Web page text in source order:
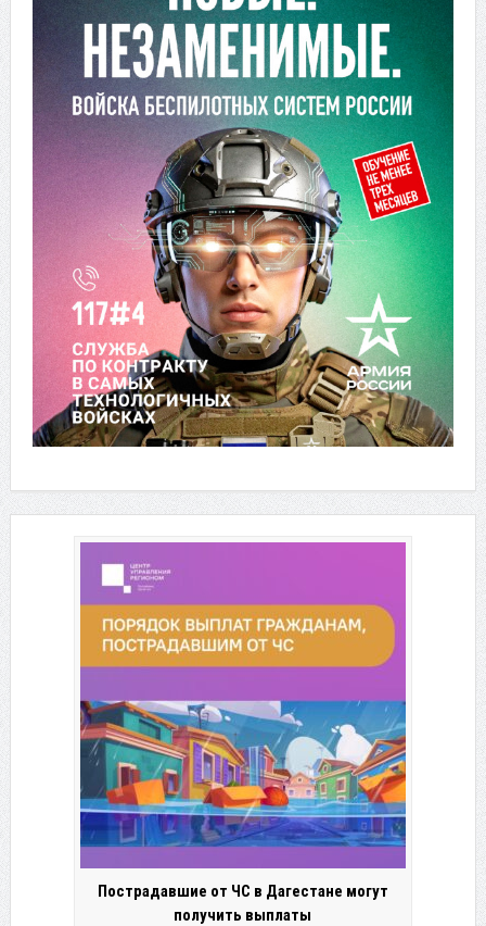
Пострадавшие от ЧС в Дагестане могут
получить выплаты